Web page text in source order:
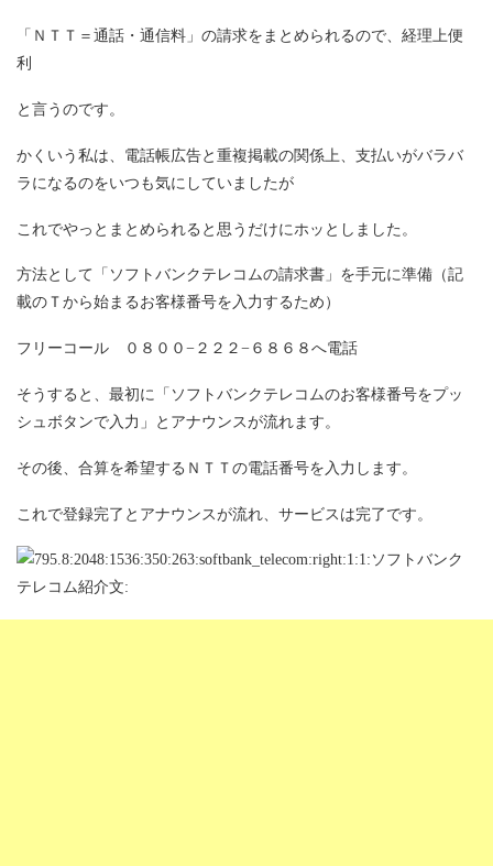
「ＮＴＴ＝通話・通信料」の請求をまとめられるので、経理上便
利
と言うのです。
かくいう私は、電話帳広告と重複掲載の関係上、支払いがバラバ
ラになるのをいつも気にしていましたが
これでやっとまとめられると思うだけにホッとしました。
方法として「ソフトバンクテレコムの請求書」を手元に準備（記
載のＴから始まるお客様番号を入力するため）
フリーコール ０８００−２２２−６８６８へ電話
そうすると、最初に「ソフトバンクテレコムのお客様番号をプッ
シュボタンで入力」とアナウンスが流れます。
その後、合算を希望するＮＴＴの電話番号を入力します。
これで登録完了とアナウンスが流れ、サービスは完了です。